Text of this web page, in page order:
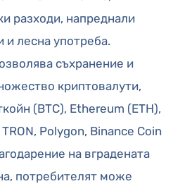
разходи, напреднали
и лесна употреба.
съхранение и
криптовалути,
(BTC), Ethereum (ETH),
Polygon, Binance Coin
на вградената
потребителят може